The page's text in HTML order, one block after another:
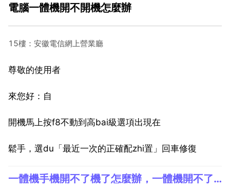
電腦一體機開不開機怎麼辦
15樓：安徽電信網上營業廳
尊敬的使用者
來您好：自
開機馬上按f8不動到高bai級選項出現在
鬆手，選du「最近一次的正確配zhi置」回車修復
一體機手機開不了機了怎麼辦，一體機開不了機怎麼辦